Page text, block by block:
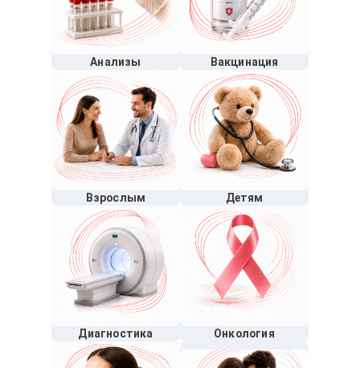
Анализы Вакцинация
Взрослым Детям
Диагностика Онкология